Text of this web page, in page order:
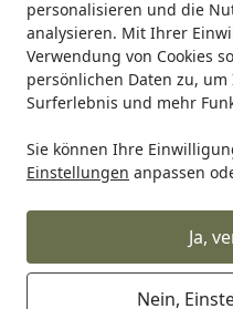
personalisieren und die
analysieren. Mit Ihrer
Verwendung von Cookies
persönlichen Daten zu,
Surferlebnis und mehr
Sie können Ihre
Einstellungen anpassen
Ja,
Nein,
Startseite
Metabo